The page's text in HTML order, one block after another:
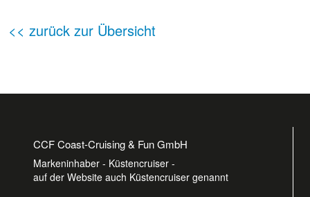
<< zurück zur Übersicht
CCF Coast-Cruising & Fun GmbH
Markeninhaber - Küstencruiser -
auf der Website auch Küstencruiser genannt